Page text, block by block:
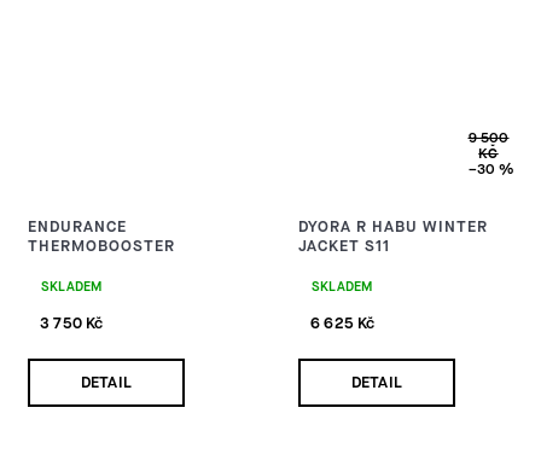
ENDURANCE
THERMOBOOSTER
SKLADEM
3 750 Kč
DETAIL
9 500
KČ
–30 %
DYORA R HABU WINTER
JACKET S11
SKLADEM
6 625 Kč
DETAIL